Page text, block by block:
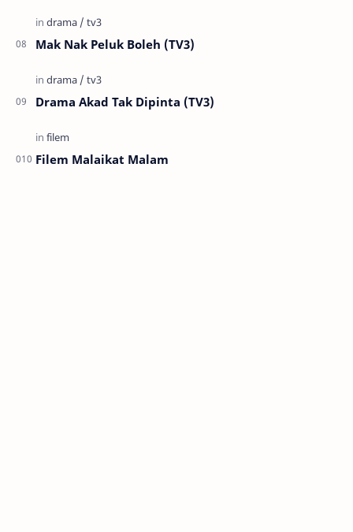
Mak Nak Peluk Boleh (TV3)
Drama Akad Tak Dipinta (TV3)
Filem Malaikat Malam